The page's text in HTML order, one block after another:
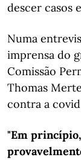
descer casos
Numa
imprensa do
Comissão
Thomas
contra a
"Em